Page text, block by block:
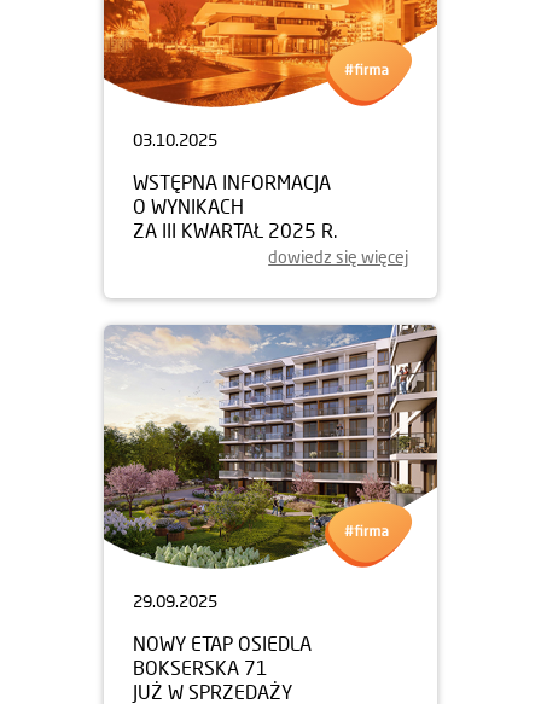
03.10.2025
WSTĘPNA INFORMACJA
O WYNIKACH
ZA III KWARTAŁ 2025 R.
dowiedz się więcej
29.09.2025
NOWY ETAP OSIEDLA
BOKSERSKA 71
JUŻ W SPRZEDAŻY